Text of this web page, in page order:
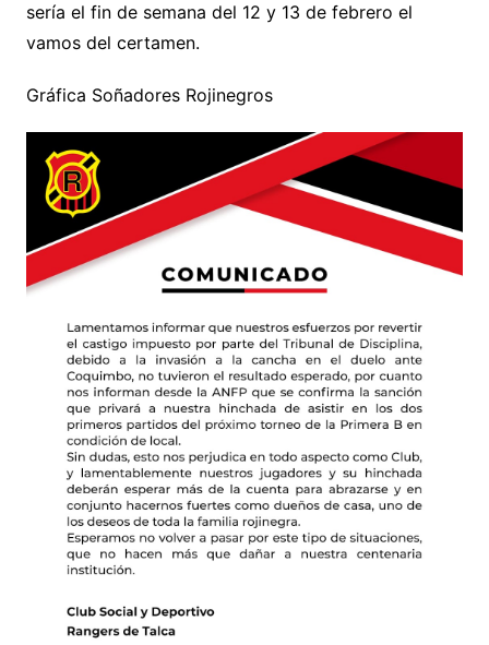
sería el fin de semana del 12 y 13 de febrero el
vamos del certamen.
Gráfica Soñadores Rojinegros